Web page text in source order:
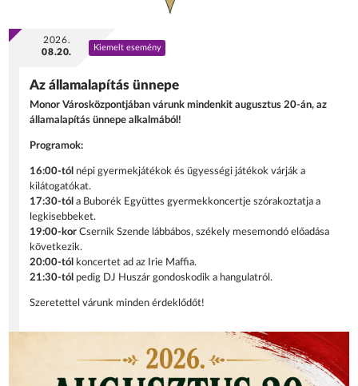
2026.
08.20.
Kiemelt esemény
Az államalapítás ünnepe
Monor Városközpontjában várunk mindenkit augusztus 20-án, az
államalapítás ünnepe alkalmából!
Programok:
16:00-tól népi gyermekjátékok és ügyességi játékok várják a
kilátogatókat.
17:30-tól a Buborék Együttes gyermekkoncertje szórakoztatja a
legkisebbeket.
19:00-korCsernik Szende lábbábos, székely mesemondó előadása
következik.
20:00-tól
koncertet ad az Irie Maffia.
21:30-tól pedig DJ Huszár gondoskodik a hangulatról.
Szeretettel várunk minden érdeklődőt!